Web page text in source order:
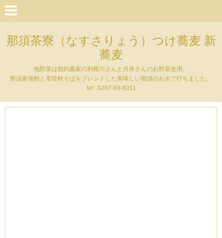
那須茶寮（なすさりょう）つけ蕎麦 新
蕎麦
地野菜は契約農家の利根川さんと月井さんのお野菜使用。
那須産地粉と常陸秋そばをブレンドした美味しい那須のお水で打ちました。
tel : 0287-69-6011